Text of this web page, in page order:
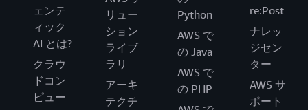
ェンテ
ィック
AI とは?
クラウ
ドコン
ピュー
リュー
ション
ライブ
ラリ
アーキ
テクチ
Python
AWS で
の Java
AWS で
の PHP
re:Post
ナレッ
ジセン
ター
AWS サ
ポート